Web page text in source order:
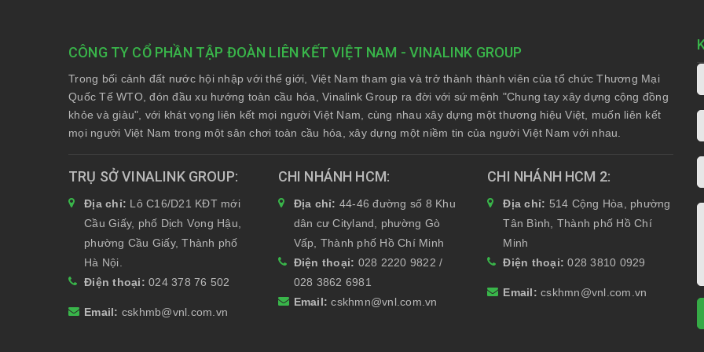
TRONG 30 NGÀY
CÔNG TY CỔ PHẦN TẬP ĐOÀN LIÊN KẾT VIỆT NAM - VINALINK GROUP
Trong bối cảnh đất nước hội nhập với thế giới, Việt Nam tham gia và trở thành thành viên của tổ chức Thương Mại
Quốc Tế WTO, đón đầu xu hướng toàn cầu hóa, Vinalink Group ra đời với sứ mệnh "Chung tay xây dựng cộng đồng
khỏe và giàu", với khát vọng liên kết mọi người Việt Nam, cùng nhau xây dựng một thương hiệu Việt, muốn liên kết
mọi người Việt Nam trong một sân chơi toàn cầu hóa, xây dựng một niềm tin của người Việt Nam với nhau.
TRỤ SỞ VINALINK GROUP
Địa chỉ: Lô C16/D21 KĐT mới
Cầu Giấy, phố Dịch Vọng Hậu,
phường Cầu Giấy, Thành phố
Hà Nội.
Điện thoại: 024 378 76 502
Email: cskhmb@vnl.com.vn
CHI NHÁNH HCM
Địa chỉ: 44-46 đường số 8 Khu
dân cư Cityland, phường Gò
Vấp, Thành phố Hồ Chí Minh
Điện thoại: 028 2220 9822 /
028 3862 6981
Email:cskhmn@vnl.com.vn
CHI NHÁNH HCM 2
Địa chỉ: 514 Cộng Hòa, phường
Tân Bình, Thành phố Hồ Chí
Minh
Điện thoại:028 3810 0929
Email:cskhmn@vnl.com.vn